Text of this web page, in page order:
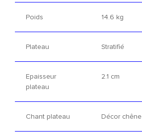
Poids 14.6 kg
Plateau Stratifié
Epaisseur
plateau
2.1 cm
Chant plateau Décor chêne